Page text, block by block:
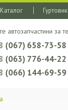
автозапчастини за
(067) 658-73-58
(063) 776-44-22
(066) 144-69-59